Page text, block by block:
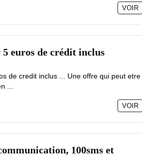
VOIR
euros de crédit inclus
de credit inclus ... Une offre qui peut etre
...
VOIR
100sms et